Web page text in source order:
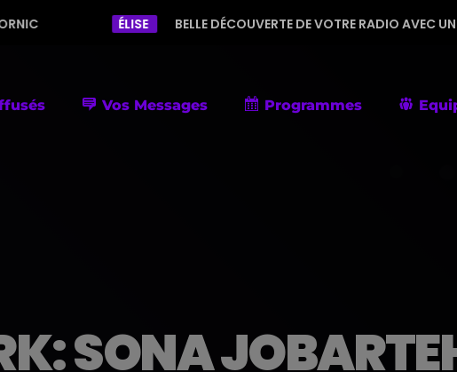
ÉLISE BELLE DÉCOUVERTE DE VOTRE RADIO AVEC UNE
Vos Messages Programmes
SONA